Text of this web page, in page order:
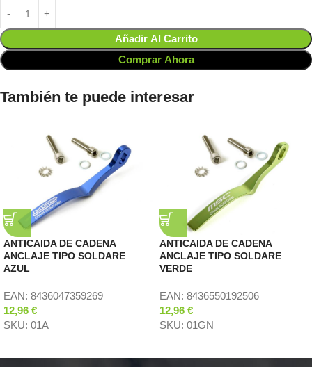
Añadir Al Carrito
Comprar Ahora
También te puede interesar
ANTICAIDA DE CADENA
ANCLAJE TIPO SOLDARE
AZUL
EAN: 8436047359269
12,96 €
SKU: 01A
ANTICAIDA DE CADENA
ANCLAJE TIPO SOLDARE
VERDE
EAN: 8436550192506
12,96 €
SKU: 01GN